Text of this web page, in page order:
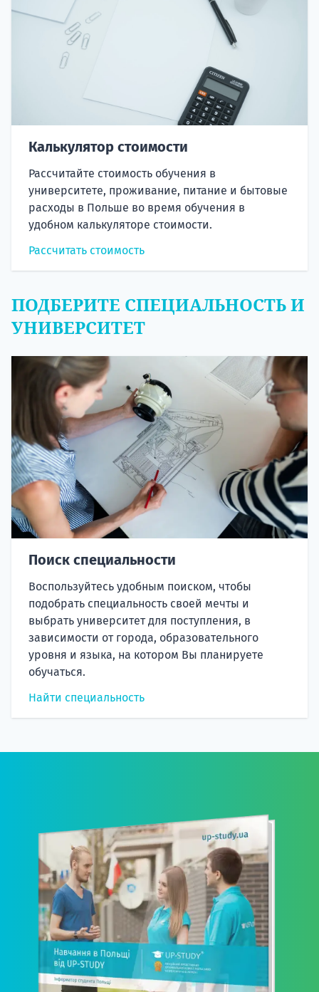
Калькулятор стоимости
Рассчитайте стоимость обучения в
университете, проживание, питание и бытовые
расходы в Польше во время обучения в
удобном калькуляторе стоимости.
Рассчитать стоимость
ПОДБЕРИТЕ СПЕЦИАЛЬНОСТЬ И
УНИВЕРСИТЕТ
Поиск специальности
Воспользуйтесь удобным поиском, чтобы
подобрать специальность своей мечты и
выбрать университет для поступления, в
зависимости от города, образовательного
уровня и языка, на котором Вы планируете
обучаться.
Найти специальность